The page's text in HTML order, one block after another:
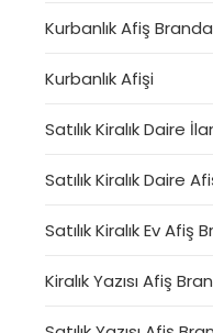
Kurbanlık Afiş Branda
Kurbanlık Afişi
Satılık Kiralık Daire
Satılık Kiralık Daire
Satılık Kiralık Ev Afiş
Kiralık Yazısı Afiş